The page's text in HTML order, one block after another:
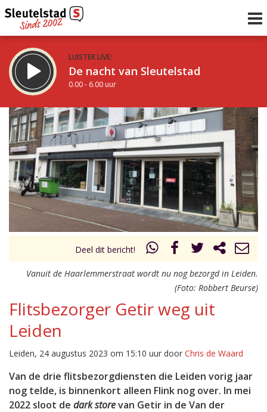
LUISTER LIVE:
De nacht van Sleutelstad
0.00 - 6.00 uur
STRAKS:
De ochtend van Sleutelstad
6.00 - 12.00 uur
Vorig uur
uur 1 van 0 Volgend uur
Inklappen
Deel dit bericht!
Vanuit de Haarlemmerstraat wordt nu nog bezorgd in Leiden.
(Foto: Robbert Beurse)
Flitsbezorger Getir weg uit
Leiden
Leiden, 24 augustus 2023 om 15:10 uur door Chris de Waard
Van de drie flitsbezorgdiensten die Leiden vorig jaar
nog telde, is binnenkort alleen Flink nog over. In mei
2022 sloot de dark storevan Getir in de Van der